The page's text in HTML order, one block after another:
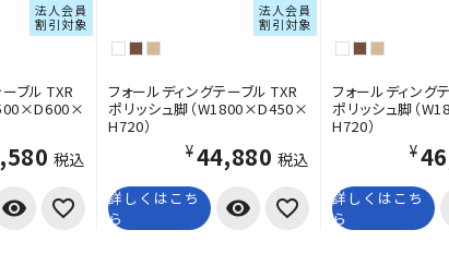
法人会員
割引対象
ブル TXR
税込
visibility
法人会員
割引対象
フォールディングテーブル TXR
ポリッシュ脚（W1800×D450×
H720）
¥44,880 税込
詳しくはこち
ら
visibility
フォールディング
ポリッシュ脚（
H720）
詳しくはこち
ら